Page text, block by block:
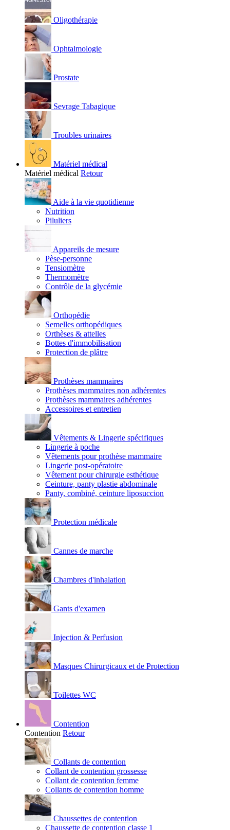
Oligothérapie
Ophtalmologie
Prostate
Sevrage Tabagique
Troubles urinaires
Matériel médical
Matériel médical Retour
Aide à la vie quotidienne
Nutrition
Piluliers
Appareils de mesure
Pèse-personne
Tensiomètre
Thermomètre
Contrôle de la glycémie
Orthopédie
Semelles orthopédiques
Orthèses & attelles
Bottes d'immobilisation
Protection de plâtre
Prothèses mammaires
Prothèses mammaires non adhérentes
Prothèses mammaires adhérentes
Accessoires et entretien
Vêtements & Lingerie spécifiques
Lingerie à poche
Vêtements pour prothèse mammaire
Lingerie post-opératoire
Vêtement pour chirurgie esthétique
Ceinture, panty plastie abdominale
Panty, combiné, ceinture liposuccion
Protection médicale
Cannes de marche
Chambres d'inhalation
Gants d'examen
Injection & Perfusion
Masques Chirurgicaux et de Protection
Toilettes WC
Contention
Contention Retour
Collants de contention
Collant de contention grossesse
Collant de contention femme
Collants de contention homme
Chaussettes de contention
Chaussette de contention classe 1